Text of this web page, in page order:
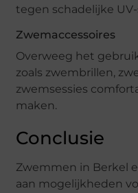
tegen schadelijke
Zwemaccessoires
Overweeg het
zoals zwembrillen,
zwemsessies
maken.
Conclusie
Zwemmen in Berkel
aan mogelijkheden